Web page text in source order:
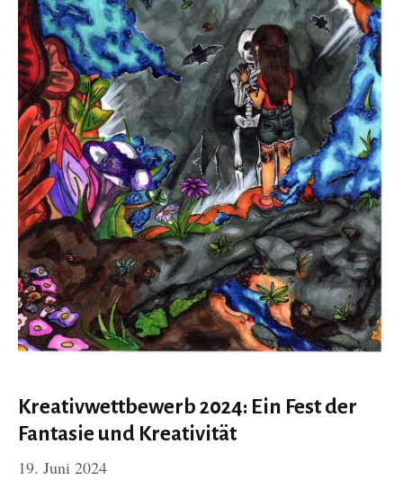
Kreativwettbewerb 2024: Ein Fest der
Fantasie und Kreativität
19. Juni 2024